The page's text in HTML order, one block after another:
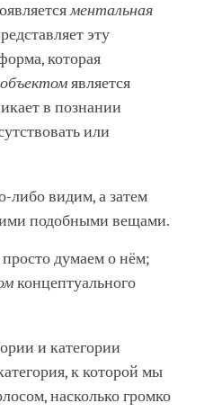
ментальная
эту
которая
является
в познании
или
либо видим, а затем
подобными вещами.
думаем о нём;
концептуального
и категории
к которой мы
насколько громко